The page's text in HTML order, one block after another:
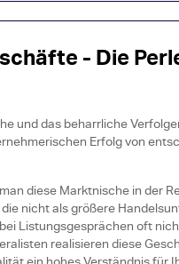
- Die
und das beharrliche
Erfolg von
diese Marktnische in der
nicht als größere
Listungsgesprächen oft
realisieren diese